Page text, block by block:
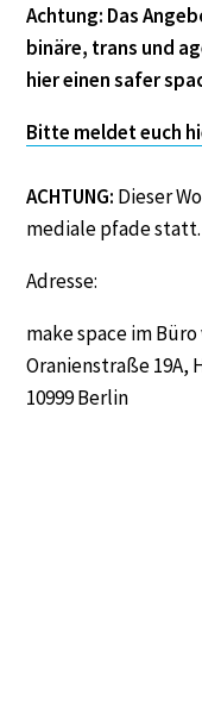
Achtung: Das
binäre, trans und
hier einen safer
Bitte meldet euch
ACHTUNG: Dieser
mediale pfade statt.
Adresse:
make space im
Oranienstraße 19A,
10999 Berlin